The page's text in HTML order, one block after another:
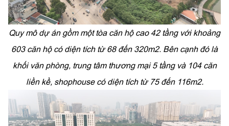
Quy mô dự án gồm một tòa căn hộ cao 42 tầng với khoảng
603 căn hộ có diện tích từ 68 đến 320m2. Bên cạnh đó là
khối văn phòng, trung tâm thương mại 5 tầng và 104 căn
liền kề, shophouse có diện tích từ 75 đến 116m2.